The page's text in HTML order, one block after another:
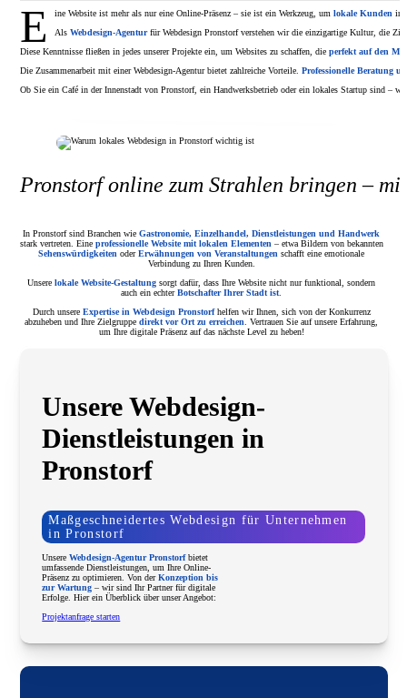
E ine Website ist mehr als nur eine Online-Präsenz – sie ist ein Werkzeug, um lokale Kunden in
Als Webdesign-Agenturfür Webdesign Pronstorf verstehen wir die einzigartige Kultur, die
Diese Kenntnisse fließen in jedes unserer Projekte ein, um Websites zu schaffen, die perfekt auf den
Die Zusammenarbeit mit einer Webdesign-Agentur bietet zahlreiche Vorteile. Professionelle Beratung
Ob Sie ein Café in der Innenstadt von Pronstorf, ein Handwerksbetrieb oder ein lokales Startup sind –
Pronstorf online zum Strahlen bringen –
In Pronstorf sind Branchen wie Gastronomie, Einzelhandel, Dienstleistungen und Handwerk
stark vertreten. Eine professionelle Website mit lokalen Elementen– etwa Bildern von bekannten
Sehenswürdigkeiten oderErwähnungen von Veranstaltungen schafft eine emotionale
Verbindung zu Ihren Kunden.
Unsere lokale Website-Gestaltung sorgt dafür, dass Ihre Website nicht nur funktional, sondern
auch ein echterBotschafter Ihrer Stadt ist.
Durch unsere Expertise in Webdesign Pronstorfhelfen wir Ihnen, sich von der Konkurrenz
abzuheben und Ihre Zielgruppe direkt vor Ort zu erreichen. Vertrauen Sie auf unsere Erfahrung,
um Ihre digitale Präsenz auf das nächste Level zu heben!
Unsere Webdesign-
Dienstleistungen in
Pronstorf
Maßgeschneidertes Webdesign für Unternehmen
in Pronstorf
UnsereWebdesign-Agentur Pronstorfbietet
umfassende Dienstleistungen, um Ihre Online-
Präsenz zu optimieren. Von derKonzeption bis
zur Wartung – wir sind Ihr Partner für digitale
Erfolge. Hier ein Überblick über unser Angebot:
Projektanfrage starten